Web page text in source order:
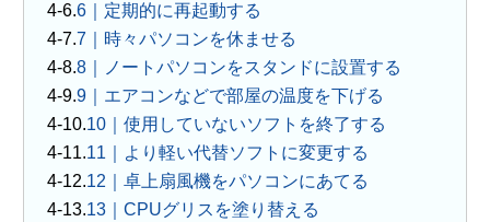
6｜定期的に再起動する
7｜時々パソコンを休ませる
8｜ノートパソコンをスタンドに設置する
9｜エアコンなどで部屋の温度を下げる
10｜使用していないソフトを終了する
11｜より軽い代替ソフトに変更する
12｜卓上扇風機をパソコンにあてる
13｜CPUグリスを塗り替える